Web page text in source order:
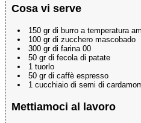
Cosa vi serve
150 gr di burro a temperatura
100 gr di zucchero mascobado
300 gr di farina 00
50 gr di fecola di patate
1 tuorlo
50 gr di caffè espresso
1 cucchiaio di semi di
Mettiamoci al lavoro